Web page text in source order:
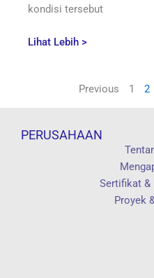
kondisi tersebut
Lihat Lebih >
Previous 1 2
PERUSAHAAN
Sertifikat &
Proyek